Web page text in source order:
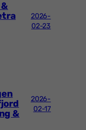
2026-
02-23
&
2026-
02-17